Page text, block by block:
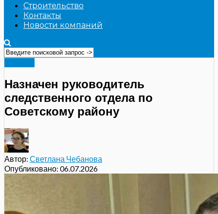
Строительство
Контакты
Новости компаний
Назначен руководитель
следственного отдела по
Советскому району
Автор: Светлана Чебанова
Опубликовано: 06.07.2026